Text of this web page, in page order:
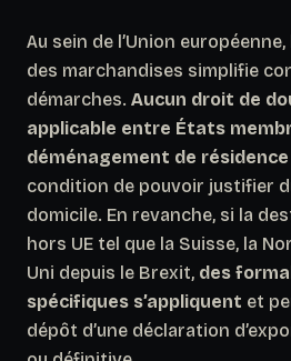
Au sein de l’Union
des marchandises simplifie
démarches. Aucun droit de
applicable entre États
déménagement de
condition de pouvoir justifier
domicile. En revanche, si la
hors UE tel que la Suisse, la
Uni depuis le Brexit, des
spécifiques s’appliquent et
dépôt d’une déclaration